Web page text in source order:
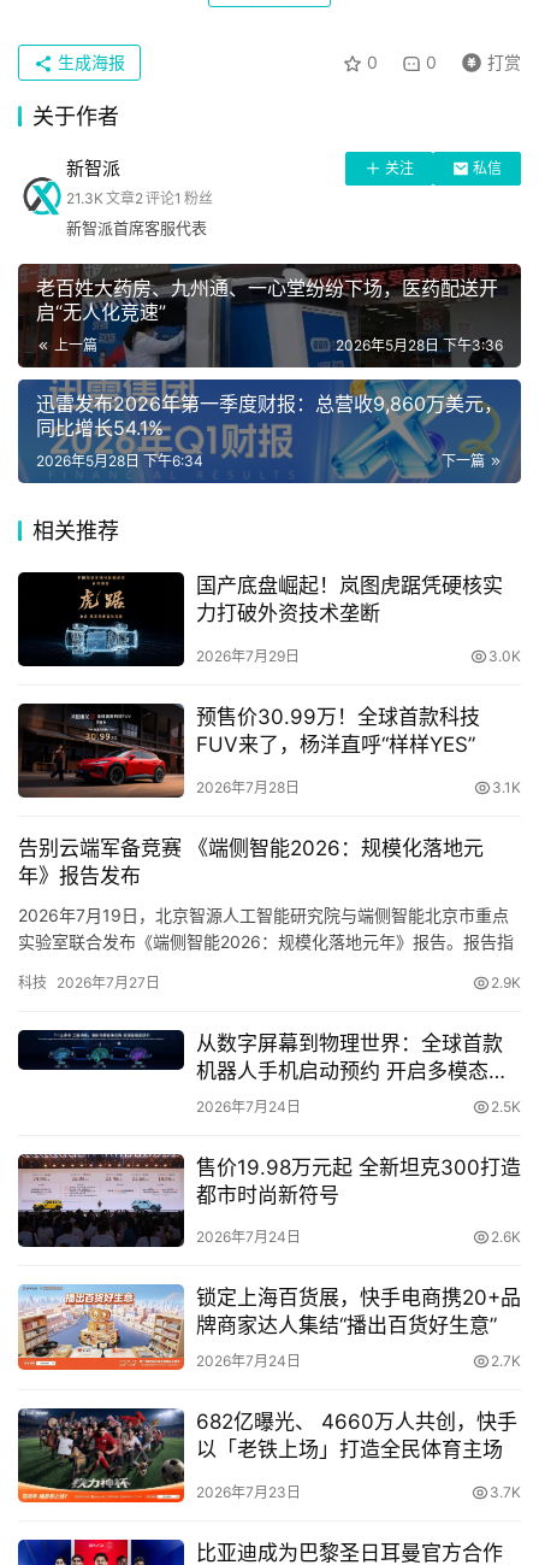
科
机
家
电
数
码
车
直
播
专
栏
专
登录
从静态识别迈向深度推理，实现视频理解质变
长视频理解一直是多模态领域最具挑战性的方向之一。
传统视觉大模型通常依赖抽帧与标签化描述完成视频解析，
能够识别“出现了什么”，却难以真正理解连续时序中的逻辑
关系。因此，当用户输入一段数分钟甚至数十分钟的视频，
并要求模型进行总结、规划或决策时，很多模型仍会输出基
Keye-VL-2.0-30B-A3B则展现出明显不同的能力路径。在
冰岛旅行Vlog测试中，模型不仅识别出天气骤变、极端环
境与事故风险等关键视觉信息，还能够结合上下文推演出
“需准备保暖装备”“建议优先选择跟团出行”等具备现实决策
价值的旅行建议。面对工艺制作视频，模型可输出毫秒级精
确时间戳拆解，准确识别复杂工序并完成结构化归纳；在电
竞赛事视频中，则能够结合视觉变化、字幕信息和比分演
析。
仅理解单帧内容，更能够在长时间跨度的视频流中识别事件
Agent能力首次解锁，打通“感知—规划—执行”闭环
此次发布的另一项关键突破，是Keye系列首次在多模态基
座中内建了Agent协作机制。
依托Code Agent、Tool Agent等能力模块，Keye-VL-2.0
具备复杂任务拆解、工具调度与多轮执行能力，可在代码解
务测试中，面对涉及门店检索、距离测算、商品筛选、订单
生成等多线程任务链，模型能够自主完成任务规划、参数调
用及容错调整，顺利完成多轮执行闭环。这标志着快手多模
态模型正式从“内容理解”迈向“任务执行”，具备更强业务协
同潜力。
强化学习与多专家融合，构建可靠推理底座
为了进一步提升复杂推理场景下的稳定性，快手还构建了一
0 0 打赏
生成海报
关于作者
新智派 关注
私信
21.3K 文章2评论1 粉丝
新智派首席客服代表
老百姓大药房、九州通、一心堂纷纷下场，医药配送开
启“无人化竞速”
上一篇 2026年5月28日 下午3:36
迅雷发布2026年第一季度财报：总营收9,860万美元，
同比增长54.1%
下一篇
2026年5月28日 下午6:34
相关推荐
国产底盘崛起！岚图虎踞凭硬核实
力打破外资技术垄断
2026年7月29日 3.0K
预售价30.99万！全球首款科技
FUV来了，杨洋直呼“样样YES”
2026年7月28日 3.1K
告别云端军备竞赛 《端侧智能2026：规模化落地元
年》报告发布
2026年7月19日，北京智源人工智能研究院与端侧智能北京市重点
实验室联合发布《端侧智能2026：规模化落地元年》报告。报告指
结构性跃迁，2026年已成为…
科技 2026年7月27日 2.9K
从数字屏幕到物理世界：全球首款
机器人手机启动预约 开启多模态具
身交互新时代
2026年7月24日 2.5K
售价19.98万元起 全新坦克300打造
都市时尚新符号
2026年7月24日 2.6K
锁定上海百货展，快手电商携20+品
牌商家达人集结“播出百货好生意”
2026年7月24日 2.7K
682亿曝光、 4660万人共创，快手
以「老铁上场」打造全民体育主场
2026年7月23日 3.7K
比亚迪成为巴黎圣日耳曼官方合作